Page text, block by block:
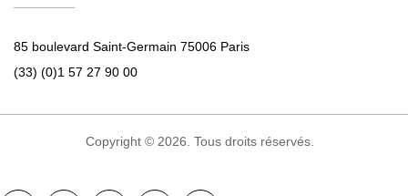
85 boulevard Saint-Germain 75006 Paris
(33) (0)1 57 27 90 00
Copyright © 2026. Tous droits réservés.